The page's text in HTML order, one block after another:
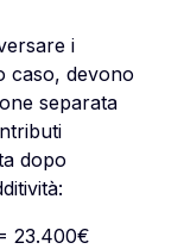
i
caso, devono
separata
dopo
23.400€